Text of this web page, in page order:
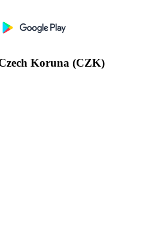
Koruna (CZK)